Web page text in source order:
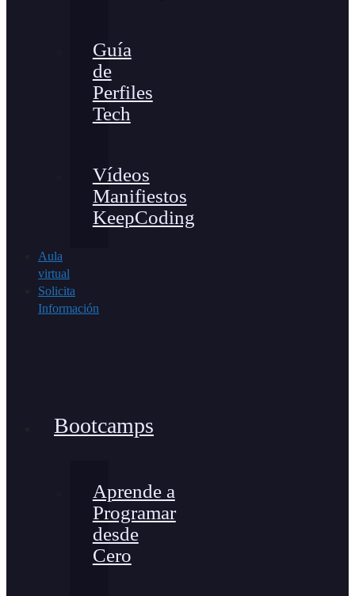
Guía
de
Perfiles
Tech
Vídeos
Manifiestos
KeepCoding
Aula
virtual
Solicita
Información
Bootcamps
Aprende a
Programar
desde
Cero